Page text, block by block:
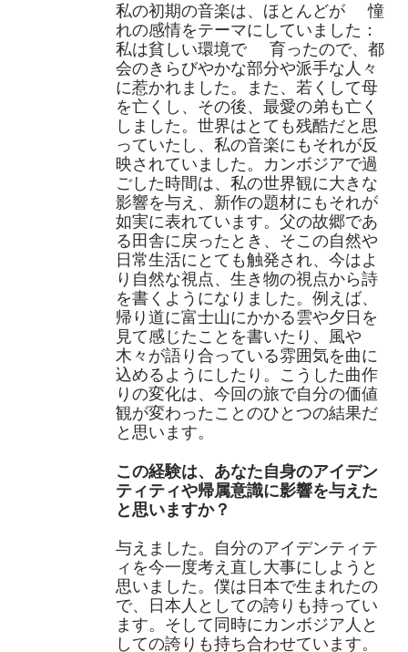
私の初期の音楽は、ほとんどが 憧
れの感情をテーマにしていました：
私は貧しい環境で 育ったので、都
会のきらびやかな部分や派手な人々
に惹かれました。また、若くして母
を亡くし、その後、最愛の弟も亡く
しました。世界はとても残酷だと思
っていたし、私の音楽にもそれが反
映されていました。カンボジアで過
ごした時間は、私の世界観に大きな
影響を与え、新作の題材にもそれが
如実に表れています。父の故郷であ
る田舎に戻ったとき、そこの自然や
日常生活にとても触発され、今はよ
り自然な視点、生き物の視点から詩
を書くようになりました。例えば、
帰り道に富士山にかかる雲や夕日を
見て感じたことを書いたり、風や
木々が語り合っている雰囲気を曲に
込めるようにしたり。こうした曲作
りの変化は、今回の旅で自分の価値
観が変わったことのひとつの結果だ
と思います。
この経験は、あなた自身のアイデン
ティティや帰属意識に影響を与えた
と思いますか？
与えました。自分のアイデンティテ
ィを今一度考え直し大事にしようと
思いました。僕は日本で生まれたの
で、日本人としての誇りも持ってい
ます。そして同時にカンボジア人と
しての誇りも持ち合わせています。